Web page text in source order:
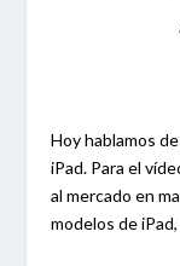
Hoy hablamos
iPad. Para el
al mercado en
modelos de